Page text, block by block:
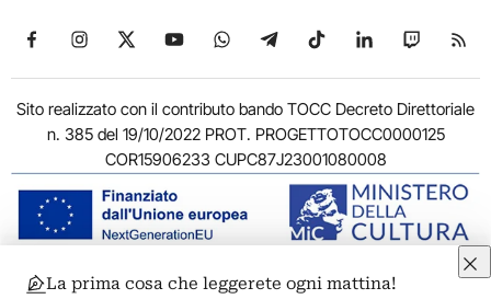
Seguici su Facebook
Seguici su Instagram
Seguici su X
Seguici su YouTube
Seguici su WhatsApp
Seguici su Telegram
Seguici su TikTok
Seguici su
Seguici
Sito realizzato con il contributo bando TOCC Decreto Direttoriale
n. 385 del 19/10/2022 PROT. PROGETTOTOCC0000125
COR15906233 CUPC87J23001080008
© 2011-2026 ARTRIBUNE srl – Corso Vittorio Emanuele II, 287 –
La prima cosa che leggerete ogni mattina!